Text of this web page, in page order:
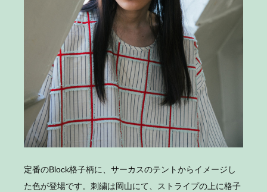
定番のBlock格子柄に、サーカスのテントからイメージし
た色が登場です。刺繍は岡山にて、ストライプの上に格子